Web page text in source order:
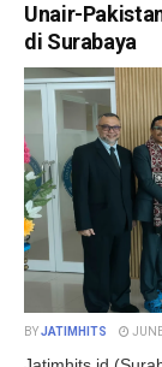
Unair-
di Surabaya
BYJATIMHITS